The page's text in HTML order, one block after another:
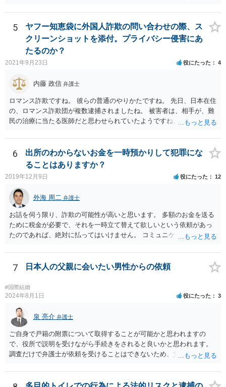
できません。余計な心配でしょう。
5
ヤフー知恵袋に外国人詐欺の問い合わせの際、ス
クリーンショットを添付。プライバシー侵害にあ
たるのか？
2021年9月23日 役にたった 4
内藤 政信 弁護士
ロマンス詐欺ですね。 彼らの普通のやりかたですね。 先日、日本在住
の、ロマンス詐欺団が複数逮捕されましたね。 被害者は、相手が、難
民の治療に当たる医師だと思わせられていたようですね。
6
出所のわからないお金を一時預かりして犯罪にな
ることはありますか？
2019年12月9日 役にたった 12
外海 周二 弁護士
お話を伺う限り、詐欺の可能性が高いと思います。 多額のお金を送る
ために税金が必要で、それを一時立て替えて欲しいという依頼があっ
たのであれば、絶対に払ってはいけません。 コミュニケーションサイ
ん。 預かって欲しいお金を送るなどというのは虚言であり、単にあな
たから金銭を詐取しようとしている可能性が高いです。 間に合えばよ
7 日本人の父親に会いたい男性からの依頼
#国際結婚
2024年8月1日 役にたった 3
泉 亮介 弁護士
ご自身で戸籍の附票について取得することが可能かと思われますの
で、役所で説明を受けながら手続きをされると良いかと思われます。
調査だけで弁護士が依頼を受けることはできないため、父親に対して
ょう。